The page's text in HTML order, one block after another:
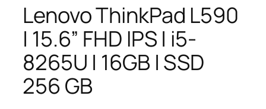
Lenovo ThinkPad L590
| 15.6” FHD IPS | i5-
8265U | 16GB | SSD
256 GB